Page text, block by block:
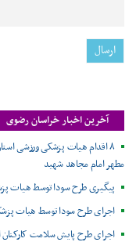
آخرین اخبار خراسان رضوی
۸ اقدام هیات پزشکی ورزشی
مطهر امام مجاهد شهید
پیگیری طرح سودا توسط هیات
اجرای طرح سودا توسط هیات
اجرای طرح پایش سلامت